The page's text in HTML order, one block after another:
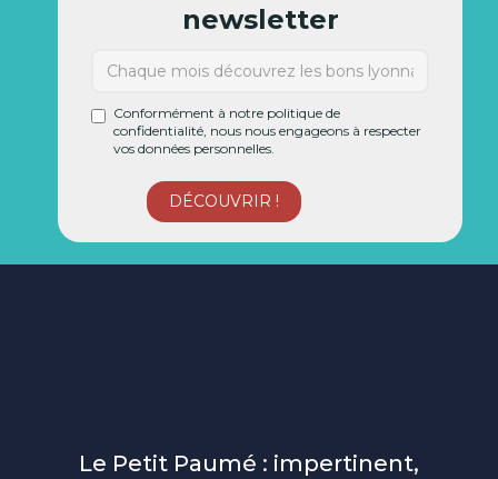
newsletter
Conformément à notre politique de
confidentialité, nous nous engageons à respecter
vos données personnelles.
Le Petit Paumé : impertinent,